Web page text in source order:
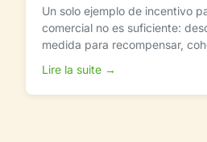
Un solo ejemplo de incentivo
comercial no es suficiente:
medida para recompensar,
Lire la suite →